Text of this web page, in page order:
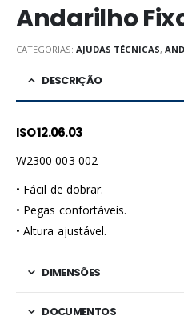
Andarilho
CATEGORIAS: AJUDAS TÉCNICAS,
DESCRIÇÃO
ISO 12.06.03
W2300 003 002
• Fácil de dobrar.
• Pegas confortáveis.
• Altura ajustável.
DIMENSÕES
DOCUMENTOS